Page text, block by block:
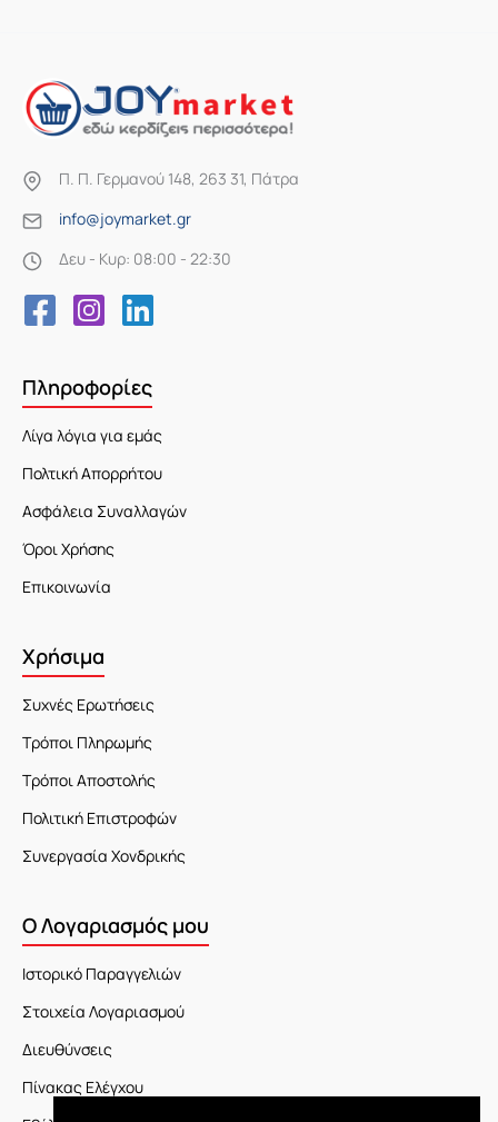
Π. Π. Γερμανού 148, 263 31, Πάτρα
info@joymarket.gr
Δευ - Κυρ: 08:00 - 22:30
Πληροφορίες
Λίγα λόγια για εμάς
Πολτική Απορρήτου
Ασφάλεια Συναλλαγών
Όροι Χρήσης
Επικοινωνία
Χρήσιμα
Συχνές Ερωτήσεις
Τρόποι Πληρωμής
Τρόποι Αποστολής
Πολιτική Επιστροφών
Συνεργασία Χονδρικής
Ο Λογαριασμός μου
Ιστορικό Παραγγελιών
Στοιχεία Λογαριασμού
Διευθύνσεις
Πίνακας Ελέγχου